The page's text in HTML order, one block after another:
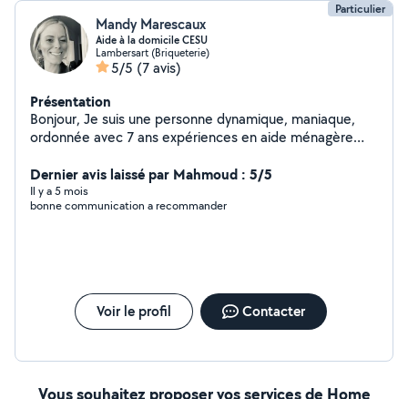
Particulier
Mandy Marescaux
Aide à la domicile CESU
Lambersart (Briqueterie)
5/5 (7 avis)
Présentation
Bonjour, Je suis une personne dynamique, maniaque,
ordonnée avec 7 ans expériences en aide ménagère
bnb . Je repassage aussi à mon domicile . Secteur
Lambersart et environs . Cordialement à vous
Dernier avis laissé par Mahmoud : 5/5
Il y a 5 mois
bonne communication a recommander
Voir le profil Contacter
Vous souhaitez proposer vos services de Home